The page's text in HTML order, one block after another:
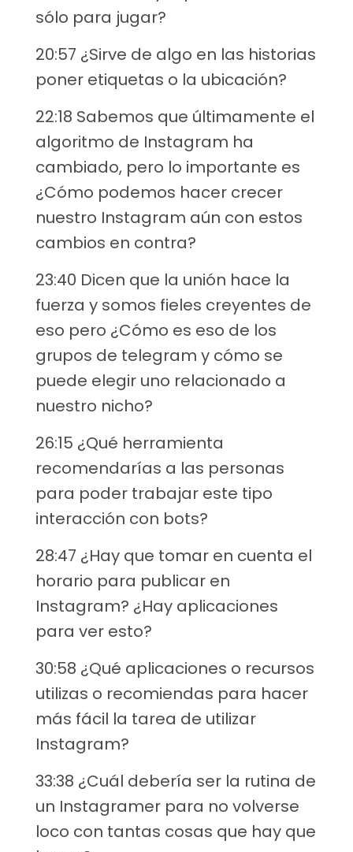
sólo para jugar?
20:57 ¿Sirve de algo en las historias
poner etiquetas o la ubicación?
22:18 Sabemos que últimamente el
algoritmo de Instagram ha
cambiado, pero lo importante es
¿Cómo podemos hacer crecer
nuestro Instagram aún con estos
cambios en contra?
23:40 Dicen que la unión hace la
fuerza y somos fieles creyentes de
eso pero ¿Cómo es eso de los
grupos de telegram y cómo se
puede elegir uno relacionado a
nuestro nicho?
26:15 ¿Qué herramienta
recomendarías a las personas
para poder trabajar este tipo
interacción con bots?
28:47 ¿Hay que tomar en cuenta el
horario para publicar en
Instagram? ¿Hay aplicaciones
para ver esto?
30:58 ¿Qué aplicaciones o recursos
utilizas o recomiendas para hacer
más fácil la tarea de utilizar
Instagram?
33:38 ¿Cuál debería ser la rutina de
un Instagramer para no volverse
loco con tantas cosas que hay que